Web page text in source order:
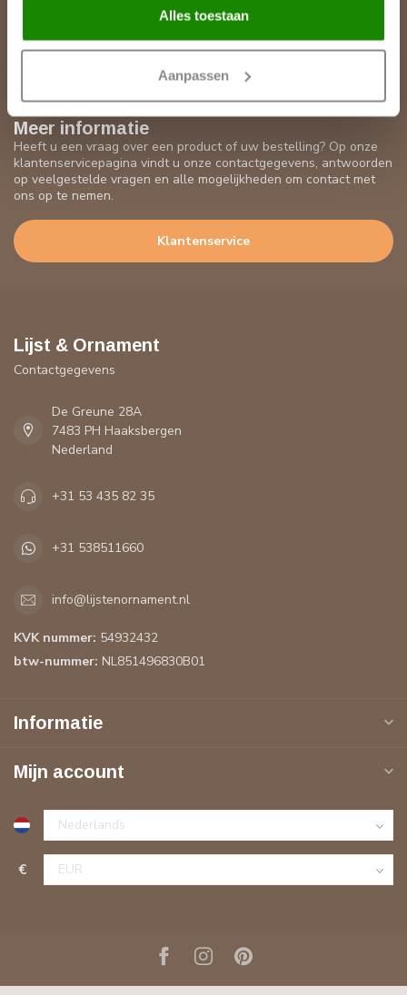
Alles toestaan
Aanpassen
Meer informatie
Heeft u een vraag over een product of uw bestelling? Op onze
klantenservicepagina vindt u onze contactgegevens, antwoorden
op veelgestelde vragen en alle mogelijkheden om contact met
ons op te nemen.
Klantenservice
Abonneer je op onze nieuwsbrief
Lijst & Ornament
Contactgegevens
De Greune 28A
7483 PH Haaksbergen
Nederland
+31 53 435 82 35
+31 538511660
info@lijstenornament.nl
KVK nummer: 54932432
btw-nummer: NL851496830B01
Informatie
Mijn account
€